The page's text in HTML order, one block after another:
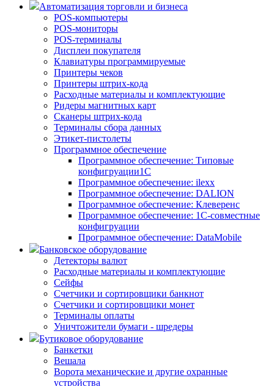
Автоматизация торговли и бизнеса
POS-компьютеры
POS-мониторы
POS-терминалы
Дисплеи покупателя
Клавиатуры программируемые
Принтеры чеков
Принтеры штрих-кода
Расходные материалы и комплектующие
Ридеры магнитных карт
Сканеры штрих-кода
Терминалы сбора данных
Этикет-пистолеты
Программное обеспечение
Программное обеспечение: Типовые
конфигруации1С
Программное обеспечение: ilexx
Программное обеспечение: DALION
Программное обеспечение: Клеверенс
Программное обеспечение: 1С-совместные
конфигруации
Программное обеспечение: DataMobile
Банковское оборудование
Детекторы валют
Расходные материалы и комплектующие
Сейфы
Счетчики и сортировщики банкнот
Счетчики и сортировщики монет
Терминалы оплаты
Уничтожители бумаги - шредеры
Бутиковое оборудование
Банкетки
Вешала
Ворота механические и другие охранные
устройства